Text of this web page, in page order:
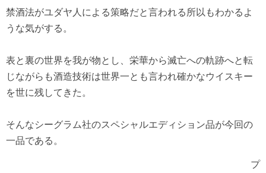
禁酒法がユダヤ人による策略だと言われる所以もわかるよ
うな気がする。
表と裏の世界を我が物とし、栄華から滅亡への軌跡へと転
じながらも酒造技術は世界一とも言われ確かなウイスキー
を世に残してきた。
そんなシーグラム社のスペシャルエディション品が今回の
一品である。
プ